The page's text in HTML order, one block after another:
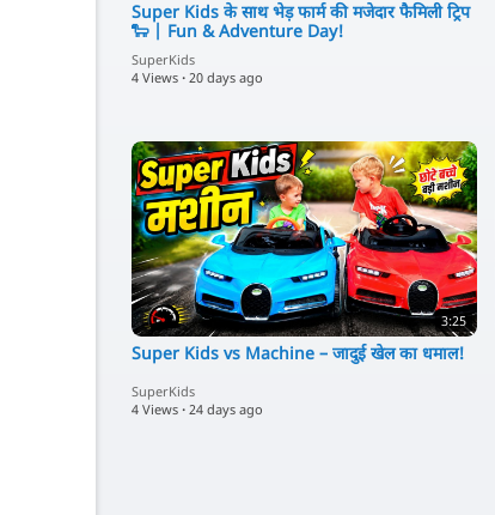
Super Kids के साथ भेड़ फार्म की मजेदार फैमिली ट्रिप
🐑 | Fun & Adventure Day!
SuperKids
4 Views · 20 days ago
3:25
Super Kids vs Machine – जादुई खेल का धमाल!
SuperKids
4 Views · 24 days ago